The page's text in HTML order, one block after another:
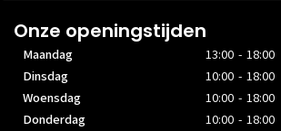
Onze openingstijden
Maandag
13:00 - 18:00
Dinsdag
10:00 - 18:00
Woensdag
10:00 - 18:00
Donderdag
10:00 - 18:00